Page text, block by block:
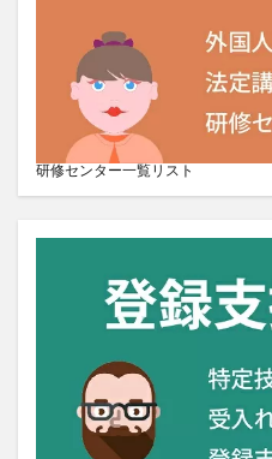
研修センター一覧リスト